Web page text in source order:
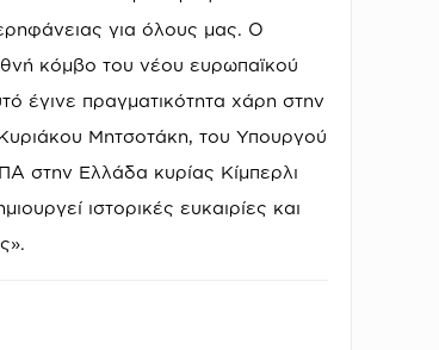
για όλους μας. Ο
κόμβο του νέου ευρωπαϊκού
έγινε πραγματικότητα χάρη στην
Μητσοτάκη, του Υπουργού
στην Ελλάδα κυρίας Κίμπερλι
ιστορικές ευκαιρίες και